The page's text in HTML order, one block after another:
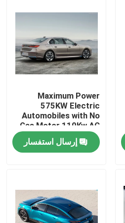
Maximum Power
575KW Electric
Automobiles with No
Gas Motor 110Kw AC
Synchrounous Electric
Motorإرسال استفسار